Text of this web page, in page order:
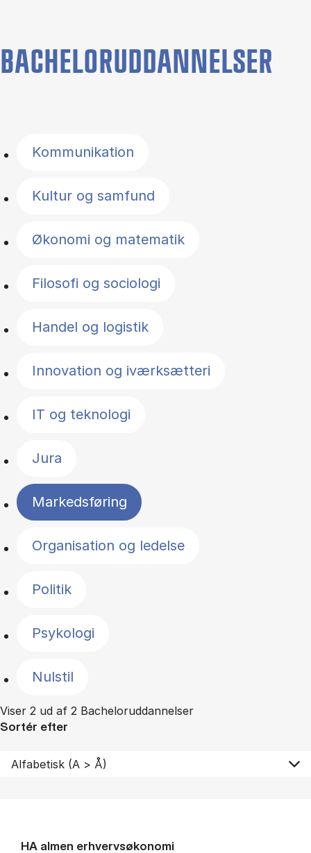
BACHELORUDDANNELSER
Kommunikation
Kultur og samfund
Økonomi og matematik
Filosofi og sociologi
Handel og logistik
Innovation og iværksætteri
IT og teknologi
Jura
Markedsføring
Organisation og ledelse
Politik
Psykologi
Nulstil
Viser 2 ud af 2 Bacheloruddannelser
Sortér efter
HA al­men erhvervs­økonomi